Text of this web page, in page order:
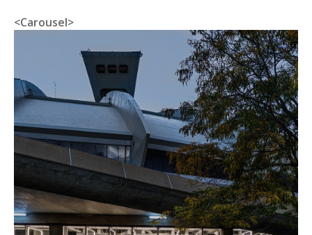
<Carousel>